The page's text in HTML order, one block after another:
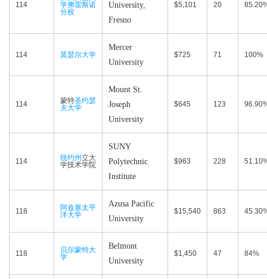
114
学弗雷斯诺
分校
University,
Fresno
$5,101 20
114 莫瑟尔大学
Mercer
University
$725 71 100%
114 蒙特圣约瑟
夫大学
Mount St.
Joseph
University
$645 123
114 纽约州立大
学技术学院
SUNY
Polytechnic
Institute
$963 228
118
阿兹塞太平
洋大学
Azusa Pacific
University
$15,540 863
118
贝尔蒙特大
学
Belmont
University
$1,450 47 84%